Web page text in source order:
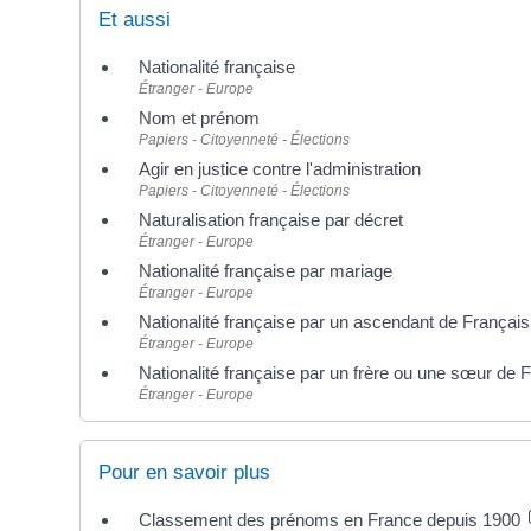
Et aussi
Nationalité française
Étranger - Europe
Nom et prénom
Papiers - Citoyenneté - Élections
Agir en justice contre l'administration
Papiers - Citoyenneté - Élections
Naturalisation française par décret
Étranger - Europe
Nationalité française par mariage
Étranger - Europe
Nationalité française par un ascendant de Français
Étranger - Europe
Nationalité française par un frère ou une sœur de
Étranger - Europe
Pour en savoir plus
Classement des prénoms en France depuis 1900